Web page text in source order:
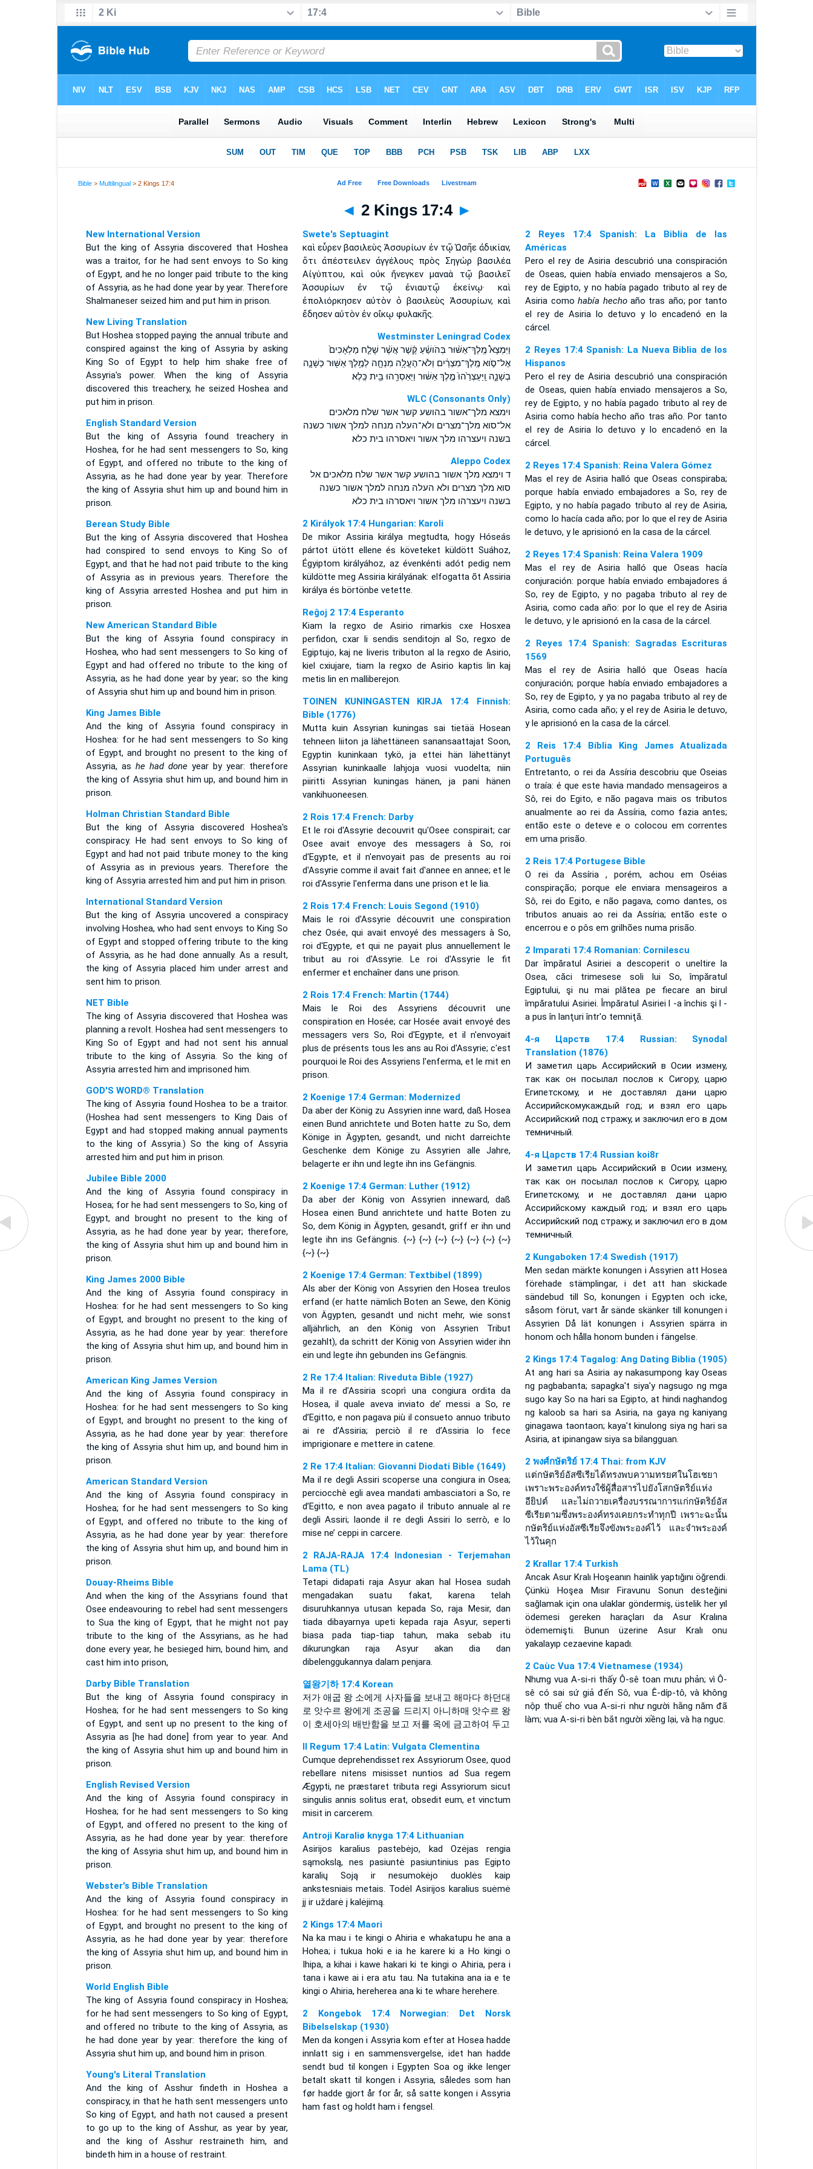
Bible >Multilingual > 2 Kings 17:4
◄ 2 Kings 17:4 ►
New International Version
But the king of Assyria discovered that Hoshea
was a traitor, for he had sent envoys to So king
of Egypt, and he no longer paid tribute to the king
of Assyria, as he had done year by year. Therefore
Shalmaneser seized him and put him in prison.
New Living Translation
But Hoshea stopped paying the annual tribute and
conspired against the king of Assyria by asking
King So of Egypt to help him shake free of
Assyria's power. When the king of Assyria
discovered this treachery, he seized Hoshea and
put him in prison.
English Standard Version
But the king of Assyria found treachery in
Hoshea, for he had sent messengers to So, king
of Egypt, and offered no tribute to the king of
Assyria, as he had done year by year. Therefore
the king of Assyria shut him up and bound him in
prison.
Berean Study Bible
But the king of Assyria discovered that Hoshea
had conspired to send envoys to King So of
Egypt, and that he had not paid tribute to the king
of Assyria as in previous years. Therefore the
king of Assyria arrested Hoshea and put him in
prison.
New American Standard Bible
But the king of Assyria found conspiracy in
Hoshea, who had sent messengers to So king of
Egypt and had offered no tribute to the king of
Assyria, as he had done year by year; so the king
of Assyria shut him up and bound him in prison.
King James Bible
And the king of Assyria found conspiracy in
Hoshea: for he had sent messengers to So king
of Egypt, and brought no present to the king of
Assyria, as he had doneyear by year: therefore
the king of Assyria shut him up, and bound him in
prison.
Holman Christian Standard Bible
But the king of Assyria discovered Hoshea's
conspiracy. He had sent envoys to So king of
Egypt and had not paid tribute money to the king
of Assyria as in previous years. Therefore the
king of Assyria arrested him and put him in prison.
International Standard Version
But the king of Assyria uncovered a conspiracy
involving Hoshea, who had sent envoys to King So
of Egypt and stopped offering tribute to the king
of Assyria, as he had done annually. As a result,
the king of Assyria placed him under arrest and
sent him to prison.
NET Bible
The king of Assyria discovered that Hoshea was
planning a revolt. Hoshea had sent messengers to
King So of Egypt and had not sent his annual
tribute to the king of Assyria. So the king of
Assyria arrested him and imprisoned him.
GOD'S WORD® Translation
The king of Assyria found Hoshea to be a traitor.
(Hoshea had sent messengers to King Dais of
Egypt and had stopped making annual payments
to the king of Assyria.) So the king of Assyria
arrested him and put him in prison.
Jubilee Bible 2000
And the king of Assyria found conspiracy in
Hosea; for he had sent messengers to So, king of
Egypt, and brought no present to the king of
Assyria, as he had done year by year; therefore,
the king of Assyria shut him up and bound him in
prison.
King James 2000 Bible
And the king of Assyria found conspiracy in
Hoshea: for he had sent messengers to So king
of Egypt, and brought no present to the king of
Assyria, as he had done year by year: therefore
the king of Assyria shut him up, and bound him in
prison.
American King James Version
And the king of Assyria found conspiracy in
Hoshea: for he had sent messengers to So king
of Egypt, and brought no present to the king of
Assyria, as he had done year by year: therefore
the king of Assyria shut him up, and bound him in
prison.
American Standard Version
And the king of Assyria found conspiracy in
Hoshea; for he had sent messengers to So king
of Egypt, and offered no tribute to the king of
Assyria, as he had done year by year: therefore
the king of Assyria shut him up, and bound him in
prison.
Douay-Rheims Bible
And when the king of the Assyrians found that
Osee endeavouring to rebel had sent messengers
to Sua the king of Egypt, that he might not pay
tribute to the king of the Assyrians, as he had
done every year, he besieged him, bound him, and
cast him into prison,
Darby Bible Translation
But the king of Assyria found conspiracy in
Hoshea; for he had sent messengers to So king
of Egypt, and sent up no present to the king of
Assyria as [he had done] from year to year. And
the king of Assyria shut him up and bound him in
prison.
English Revised Version
And the king of Assyria found conspiracy in
Hoshea; for he had sent messengers to So king
of Egypt, and offered no present to the king of
Assyria, as he had done year by year: therefore
the king of Assyria shut him up, and bound him in
prison.
Webster's Bible Translation
And the king of Assyria found conspiracy in
Hoshea: for he had sent messengers to So king
of Egypt, and brought no present to the king of
Assyria, as he had done year by year: therefore
the king of Assyria shut him up, and bound him in
prison.
World English Bible
The king of Assyria found conspiracy in Hoshea;
for he had sent messengers to So king of Egypt,
and offered no tribute to the king of Assyria, as
he had done year by year: therefore the king of
Assyria shut him up, and bound him in prison.
Young's Literal Translation
And the king of Asshur findeth in Hoshea a
conspiracy, in that he hath sent messengers unto
So king of Egypt, and hath not caused a present
to go up to the king of Asshur, as year by year,
and the king of Asshur restraineth him, and
bindeth him in a house of restraint.
Swete's Septuagint
καὶ εὗρεν βασιλεὺς Ἀσσυρίων ἐν τῷ Ὡσῆε ἀδικίαν,
ὅτι ἀπέστειλεν ἀγγέλους πρὸς Σηγὼρ βασιλέα
Αἰγύπτου, καὶ οὐκ ἤνεγκεν μαναὰ τῷ βασιλεῖ
Ἀσσυρίων ἐν τῷ ἐνιαυτῷ ἐκείνῳ· καὶ
ἐπολιόρκησεν αὐτὸν ὁ βασιλεὺς Ἀσσυρίων, καὶ
ἔδησεν αὐτὸν ἐν οἴκῳ φυλακῆς.
Westminster Leningrad Codex
וַיִּמְצָא֩ מֶֽלֶךְ־אַשּׁ֨וּר בְּהֹושֵׁ֜עַ קֶ֗שֶׁר אֲשֶׁ֨ר שָׁלַ֤ח מַלְאָכִים֙
אֶל־סֹ֣וא מֶֽלֶךְ־מִצְרַ֔יִם וְלֹא־הֶעֱלָ֥ה מִנְחָ֛ה לְמֶ֥לֶךְ אַשּׁ֖וּר כְּשָׁנָ֣ה
בְשָׁנָ֑ה וַֽיַּעַצְרֵ֙הוּ֙ מֶ֣לֶךְ אַשּׁ֔וּר וַיַּאַסְרֵ֖הוּ בֵּ֥ית כֶּֽלֶא׃
WLC (Consonants Only)
וימצא מלך־אשור בהושע קשר אשר שלח מלאכים
אל־סוא מלך־מצרים ולא־העלה מנחה למלך אשור כשנה
בשנה ויעצרהו מלך אשור ויאסרהו בית כלא׃
Aleppo Codex
ד וימצא מלך אשור בהושע קשר אשר שלח מלאכים אל
סוא מלך מצרים ולא העלה מנחה למלך אשור כשנה
בשנה ויעצרהו מלך אשור ויאסרהו בית כלא
2 Királyok 17:4 Hungarian: Karoli
De mikor Assiria királya megtudta, hogy Hóseás
pártot ütött ellene és követeket küldött Suához,
Égyiptom királyához, az évenkénti adót pedig nem
küldötte meg Assiria királyának: elfogatta õt Assiria
királya és börtönbe vetette.
Reĝoj 2 17:4 Esperanto
Kiam la regxo de Asirio rimarkis cxe Hosxea
perfidon, cxar li sendis senditojn al So, regxo de
Egiptujo, kaj ne liveris tributon al la regxo de Asirio,
kiel cxiujare, tiam la regxo de Asirio kaptis lin kaj
metis lin en malliberejon.
TOINEN KUNINGASTEN KIRJA 17:4 Finnish:
Bible (1776)
Mutta kuin Assyrian kuningas sai tietää Hosean
tehneen liiton ja lähettäneen sanansaattajat Soon,
Egyptin kuninkaan tykö, ja ettei hän lähettänyt
Assyrian kuninkaalle lahjoja vuosi vuodelta; niin
piiritti Assyrian kuningas hänen, ja pani hänen
vankihuoneesen.
2 Rois 17:4 French: Darby
Et le roi d'Assyrie decouvrit qu'Osee conspirait; car
Osee avait envoye des messagers à So, roi
d'Egypte, et il n'envoyait pas de presents au roi
d'Assyrie comme il avait fait d'annee en annee; et le
roi d'Assyrie l'enferma dans une prison et le lia.
2 Rois 17:4 French: Louis Segond (1910)
Mais le roi d'Assyrie découvrit une conspiration
chez Osée, qui avait envoyé des messagers à So,
roi d'Egypte, et qui ne payait plus annuellement le
tribut au roi d'Assyrie. Le roi d'Assyrie le fit
enfermer et enchaîner dans une prison.
2 Rois 17:4 French: Martin (1744)
Mais le Roi des Assyriens découvrit une
conspiration en Hosée; car Hosée avait envoyé des
messagers vers So, Roi d'Egypte, et il n'envoyait
plus de présents tous les ans au Roi d'Assyrie; c'est
pourquoi le Roi des Assyriens l'enferma, et le mit en
prison.
2 Koenige 17:4 German: Modernized
Da aber der König zu Assyrien inne ward, daß Hosea
einen Bund anrichtete und Boten hatte zu So, dem
Könige in Ägypten, gesandt, und nicht darreichte
Geschenke dem Könige zu Assyrien alle Jahre,
belagerte er ihn und legte ihn ins Gefängnis.
2 Koenige 17:4 German: Luther (1912)
Da aber der König von Assyrien inneward, daß
Hosea einen Bund anrichtete und hatte Boten zu
So, dem König in Ägypten, gesandt, griff er ihn und
legte ihn ins Gefängnis. {~} {~} {~} {~} {~} {~} {~}
{~} {~}
2 Koenige 17:4 German: Textbibel (1899)
Als aber der König von Assyrien den Hosea treulos
erfand (er hatte nämlich Boten an Sewe, den König
von Ägypten, gesandt und nicht mehr, wie sonst
alljährlich, an den König von Assyrien Tribut
gezahlt), da schritt der König von Assyrien wider ihn
ein und legte ihn gebunden ins Gefängnis.
2 Re 17:4 Italian: Riveduta Bible (1927)
Ma il re d’Assiria scoprì una congiura ordita da
Hosea, il quale aveva inviato de’ messi a So, re
d’Egitto, e non pagava più il consueto annuo tributo
ai re d’Assiria; perciò il re d’Assiria lo fece
imprigionare e mettere in catene.
2 Re 17:4 Italian: Giovanni Diodati Bible (1649)
Ma il re degli Assiri scoperse una congiura in Osea;
perciocchè egli avea mandati ambasciatori a So, re
d’Egitto, e non avea pagato il tributo annuale al re
degli Assiri; laonde il re degli Assiri lo serrò, e lo
mise ne’ ceppi in carcere.
2 RAJA-RAJA 17:4 Indonesian - Terjemahan
Lama (TL)
Tetapi didapati raja Asyur akan hal Hosea sudah
mengadakan suatu fakat, karena telah
disuruhkannya utusan kepada So, raja Mesir, dan
tiada dibayarnya upeti kepada raja Asyur, seperti
biasa pada tiap-tiap tahun, maka sebab itu
dikurungkan raja Asyur akan dia dan
dibelenggukannya dalam penjara.
열왕기하 17:4 Korean
저가 애굽 왕 소에게 사자들을 보내고 해마다 하던대
로 앗수르 왕에게 조공을 드리지 아니하매 앗수르 왕
이 호세아의 배반함을 보고 저를 옥에 금고하여 두고
II Regum 17:4 Latin: Vulgata Clementina
Cumque deprehendisset rex Assyriorum Osee, quod
rebellare nitens misisset nuntios ad Sua regem
Ægypti, ne præstaret tributa regi Assyriorum sicut
singulis annis solitus erat, obsedit eum, et vinctum
misit in carcerem.
Antroji Karaliø knyga 17:4 Lithuanian
Asirijos karalius pastebėjo, kad Ozėjas rengia
sąmokslą, nes pasiuntė pasiuntinius pas Egipto
karalių Soją ir nesumokėjo duoklės kaip
ankstesniais metais. Todėl Asirijos karalius suėmė
jį ir uždarė į kalėjimą.
2 Kings 17:4 Maori
Na ka mau i te kingi o Ahiria e whakatupu he ana a
Hohea; i tukua hoki e ia he karere ki a Ho kingi o
Ihipa, a kihai i kawe hakari ki te kingi o Ahiria, pera i
tana i kawe ai i era atu tau. Na tutakina ana ia e te
kingi o Ahiria, hereherea ana ki te whare herehere.
2 Kongebok 17:4 Norwegian: Det Norsk
Bibelselskap (1930)
Men da kongen i Assyria kom efter at Hosea hadde
innlatt sig i en sammensvergelse, idet han hadde
sendt bud til kongen i Egypten Soa og ikke lenger
betalt skatt til kongen i Assyria, således som han
før hadde gjort år for år, så satte kongen i Assyria
ham fast og holdt ham i fengsel.
2 Reyes 17:4 Spanish: La Biblia de las
Américas
Pero el rey de Asiria descubrió una conspiración
de Oseas, quien había enviado mensajeros a So,
rey de Egipto, y no había pagado tributo al rey de
Asiria comohabía hechoaño tras año; por tanto
el rey de Asiria lo detuvo y lo encadenó en la
cárcel.
2 Reyes 17:4 Spanish: La Nueva Biblia de los
Hispanos
Pero el rey de Asiria descubrió una conspiración
de Oseas, quien había enviado mensajeros a So,
rey de Egipto, y no había pagado tributo al rey de
Asiria como había hecho año tras año. Por tanto
el rey de Asiria lo detuvo y lo encadenó en la
cárcel.
2 Reyes 17:4 Spanish: Reina Valera Gómez
Mas el rey de Asiria halló que Oseas conspiraba;
porque había enviado embajadores a So, rey de
Egipto, y no había pagado tributo al rey de Asiria,
como lo hacía cada año; por lo que el rey de Asiria
le detuvo, y le aprisionó en la casa de la cárcel.
2 Reyes 17:4 Spanish: Reina Valera 1909
Mas el rey de Asiria halló que Oseas hacía
conjuración: porque había enviado embajadores á
So, rey de Egipto, y no pagaba tributo al rey de
Asiria, como cada año: por lo que el rey de Asiria
le detuvo, y le aprisionó en la casa de la cárcel.
2 Reyes 17:4 Spanish: Sagradas Escrituras
1569
Mas el rey de Asiria halló que Oseas hacía
conjuración; porque había enviado embajadores a
So, rey de Egipto, y ya no pagaba tributo al rey de
Asiria, como cada año; y el rey de Asiria le detuvo,
y le aprisionó en la casa de la cárcel.
2 Reis 17:4 Bíblia King James Atualizada
Português
Entretanto, o rei da Assíria descobriu que Oseias
o traía: é que este havia mandado mensageiros a
Sô, rei do Egito, e não pagava mais os tributos
anualmente ao rei da Assíria, como fazia antes;
então este o deteve e o colocou em correntes
em uma prisão.
2 Reis 17:4 Portugese Bible
O rei da Assíria , porém, achou em Oséias
conspiração; porque ele enviara mensageiros a
Sô, rei do Egito, e não pagava, como dantes, os
tributos anuais ao rei da Assíria; então este o
encerrou e o pôs em grilhões numa prisão.
2 Imparati 17:4 Romanian: Cornilescu
Dar împăratul Asiriei a descoperit o uneltire la
Osea, căci trimesese soli lui So, împăratul
Egiptului, şi nu mai plătea pe fiecare an birul
împăratului Asiriei. Împăratul Asiriei l -a închis şi l -
a pus în lanţuri într'o temniţă.
4-я Царств 17:4 Russian: Synodal
Translation (1876)
И заметил царь Ассирийский в Осии измену,
так как он посылал послов к Сигору, царю
Египетскому, и не доставлял дани царю
Ассирийскомукаждый год; и взял его царь
Ассирийский под стражу, и заключил его в дом
темничный.
4-я Царств 17:4 Russian koi8r
И заметил царь Ассирийский в Осии измену,
так как он посылал послов к Сигору, царю
Египетскому, и не доставлял дани царю
Ассирийскому каждый год; и взял его царь
Ассирийский под стражу, и заключил его в дом
темничный.
2 Kungaboken 17:4 Swedish (1917)
Men sedan märkte konungen i Assyrien att Hosea
förehade stämplingar, i det att han skickade
sändebud till So, konungen i Egypten och icke,
såsom förut, vart år sände skänker till konungen i
Assyrien Då lät konungen i Assyrien spärra in
honom och hålla honom bunden i fängelse.
2 Kings 17:4 Tagalog: Ang Dating Biblia (1905)
At ang hari sa Asiria ay nakasumpong kay Oseas
ng pagbabanta; sapagka't siya'y nagsugo ng mga
sugo kay So na hari sa Egipto, at hindi naghandog
ng kaloob sa hari sa Asiria, na gaya ng kaniyang
ginagawa taontaon; kaya't kinulong siya ng hari sa
Asiria, at ipinangaw siya sa bilangguan.
2 พงศ์กษัตริย์ 17:4 Thai: from KJV
แต่กษัตริย์อัสซีเรียได้ทรงพบความทรยศในโฮเชยา
เพราะพระองค์ทรงใช้ผู้สื่อสารไปยังโสกษัตริย์แห่ง
อียิปต์ และไม่ถวายเครื่องบรรณาการแก่กษัตริย์อัส
ซีเรียตามซึ่งพระองค์ทรงเคยกระทำทุกปี เพราะฉะนั้น
กษัตริย์แห่งอัสซีเรียจึงขังพระองค์ไว้ และจำพระองค์
ไว้ในคุก
2 Krallar 17:4 Turkish
Ancak Asur Kralı Hoşeanın hainlik yaptığını öğrendi.
Çünkü Hoşea Mısır Firavunu Sonun desteğini
sağlamak için ona ulaklar göndermiş, üstelik her yıl
ödemesi gereken haraçları da Asur Kralına
ödememişti. Bunun üzerine Asur Kralı onu
yakalayıp cezaevine kapadı.
2 Caùc Vua 17:4 Vietnamese (1934)
Nhưng vua A-si-ri thấy Ô-sê toan mưu phản; vì Ô-
sê có sai sứ giả đến Sô, vua Ê-díp-tô, và không
nộp thuế cho vua A-si-ri như người hằng năm đã
làm; vua A-si-ri bèn bắt người xiềng lại, và hạ ngục.